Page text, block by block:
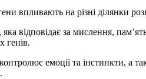
впливають на різні ділянки
генів.